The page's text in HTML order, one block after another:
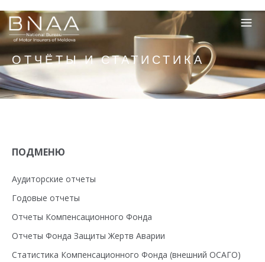
ОТЧЁТЫ И СТАТИСТИКА
ПОДМЕНЮ
Аудиторские отчеты
Годовые отчеты
Отчеты Компенсационного Фонда
Отчеты Фонда Защиты Жертв Аварии
Статистика Компенсационного Фонда (внешний ОСАГО)